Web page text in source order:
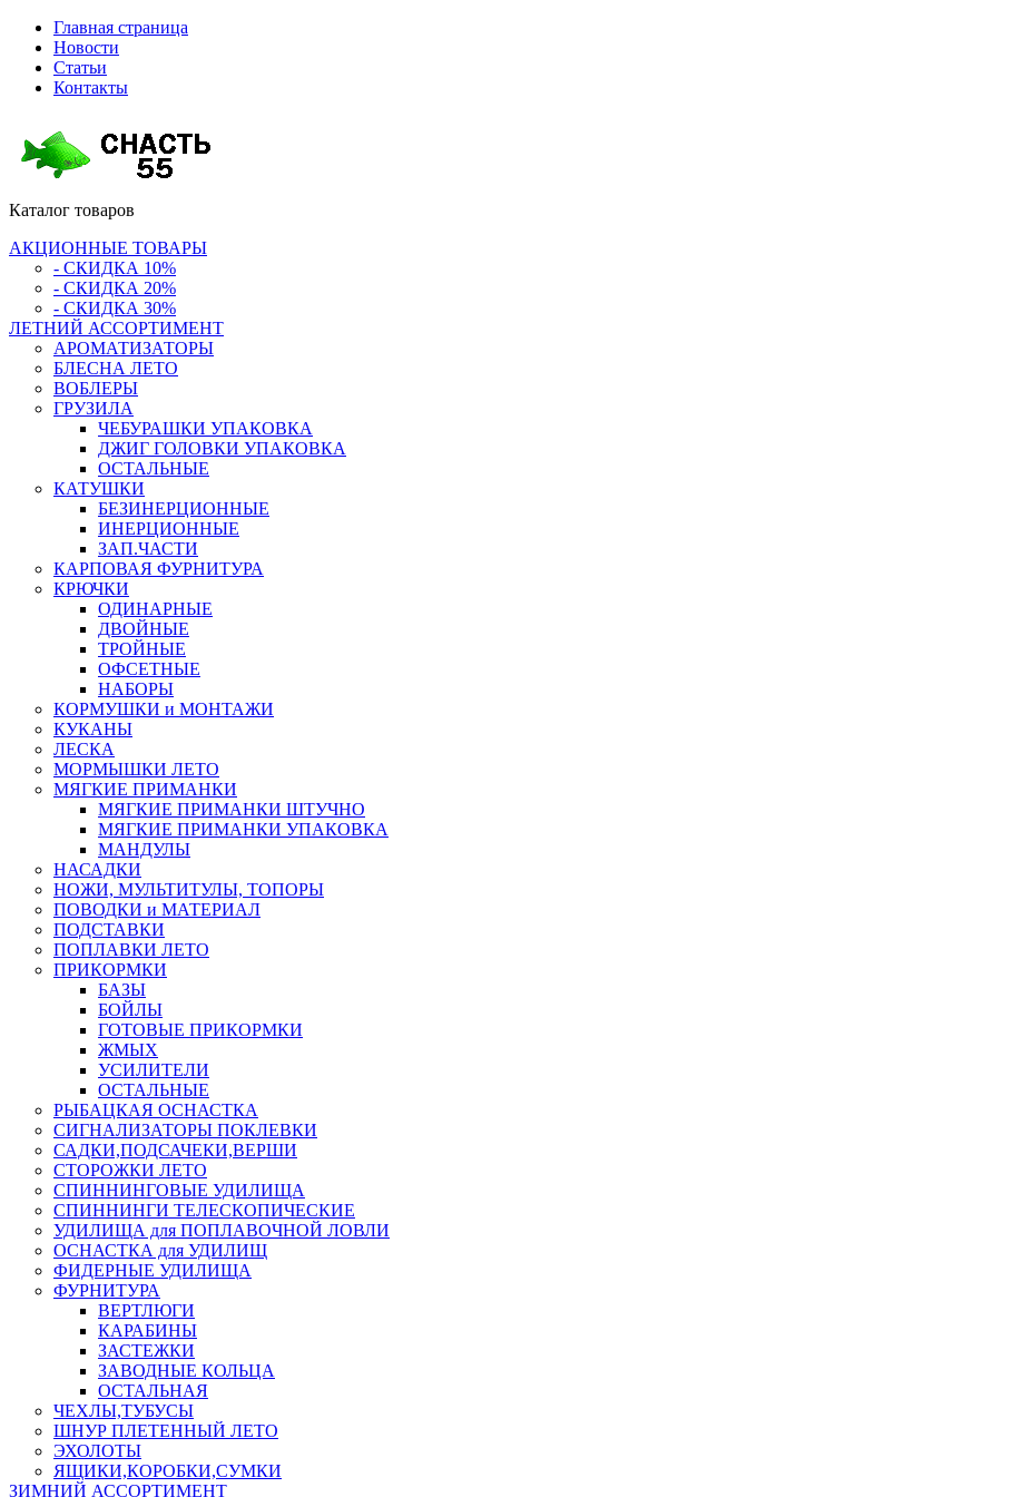
Главная страница
Новости
Статьи
Контакты
Каталог товаров
АКЦИОННЫЕ ТОВАРЫ
- СКИДКА 10%
- СКИДКА 20%
- СКИДКА 30%
ЛЕТНИЙ АССОРТИМЕНТ
АРОМАТИЗАТОРЫ
БЛЕСНА ЛЕТО
ВОБЛЕРЫ
ГРУЗИЛА
ЧЕБУРАШКИ УПАКОВКА
ДЖИГ ГОЛОВКИ УПАКОВКА
ОСТАЛЬНЫЕ
КАТУШКИ
БЕЗИНЕРЦИОННЫЕ
ИНЕРЦИОННЫЕ
ЗАП.ЧАСТИ
КАРПОВАЯ ФУРНИТУРА
КРЮЧКИ
ОДИНАРНЫЕ
ДВОЙНЫЕ
ТРОЙНЫЕ
ОФСЕТНЫЕ
НАБОРЫ
КОРМУШКИ и МОНТАЖИ
КУКАНЫ
ЛЕСКА
МОРМЫШКИ ЛЕТО
МЯГКИЕ ПРИМАНКИ
МЯГКИЕ ПРИМАНКИ ШТУЧНО
МЯГКИЕ ПРИМАНКИ УПАКОВКА
МАНДУЛЫ
НАСАДКИ
НОЖИ, МУЛЬТИТУЛЫ, ТОПОРЫ
ПОВОДКИ и МАТЕРИАЛ
ПОДСТАВКИ
ПОПЛАВКИ ЛЕТО
ПРИКОРМКИ
БАЗЫ
БОЙЛЫ
ГОТОВЫЕ ПРИКОРМКИ
ЖМЫХ
УСИЛИТЕЛИ
ОСТАЛЬНЫЕ
РЫБАЦКАЯ ОСНАСТКА
СИГНАЛИЗАТОРЫ ПОКЛЕВКИ
САДКИ,ПОДСАЧЕКИ,ВЕРШИ
СТОРОЖКИ ЛЕТО
СПИННИНГОВЫЕ УДИЛИЩА
СПИННИНГИ ТЕЛЕСКОПИЧЕСКИЕ
УДИЛИЩА для ПОПЛАВОЧНОЙ ЛОВЛИ
ОСНАСТКА для УДИЛИЩ
ФИДЕРНЫЕ УДИЛИЩА
ФУРНИТУРА
ВЕРТЛЮГИ
КАРАБИНЫ
ЗАСТЕЖКИ
ЗАВОДНЫЕ КОЛЬЦА
ОСТАЛЬНАЯ
ЧЕХЛЫ,ТУБУСЫ
ШНУР ПЛЕТЕННЫЙ ЛЕТО
ЭХОЛОТЫ
ЯЩИКИ,КОРОБКИ,СУМКИ
ЗИМНИЙ АССОРТИМЕНТ